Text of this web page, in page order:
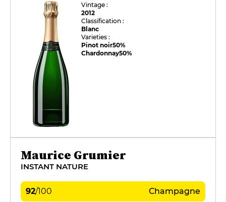
Vintage :
2012
Classification :
Blanc
Varieties :
Pinot noir50%
Chardonnay50%
Maurice Grumier
INSTANT NATURE
92/100 Champagne